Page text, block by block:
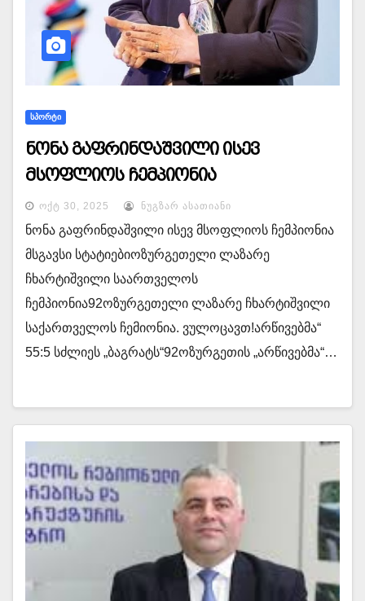
ᲡᲞᲝᲠᲢᲘ
ნონა გაფრინდაშვილი ისევ
მსოფლიოს ჩემპიონია
ᲝᲥᲢ 30, 2025 ᲜᲣᲒᲖᲐᲠ ᲐᲡᲐᲗᲘᲐᲜᲘ
ნონა გაფრინდაშვილი ისევ მსოფლიოს ჩემპიონია
მსგავსი სტატიებიოზურგეთელი ლაზარე
ჩხარტიშვილი საართველოს
ჩემპიონია92ოზურგეთელი ლაზარე ჩხარტიშვილი
საქართველოს ჩემიონია. ვულოცავთ!არწივებმა“
55:5 სძლიეს „ბაგრატს“92ოზურგეთის „არწივებმა“…